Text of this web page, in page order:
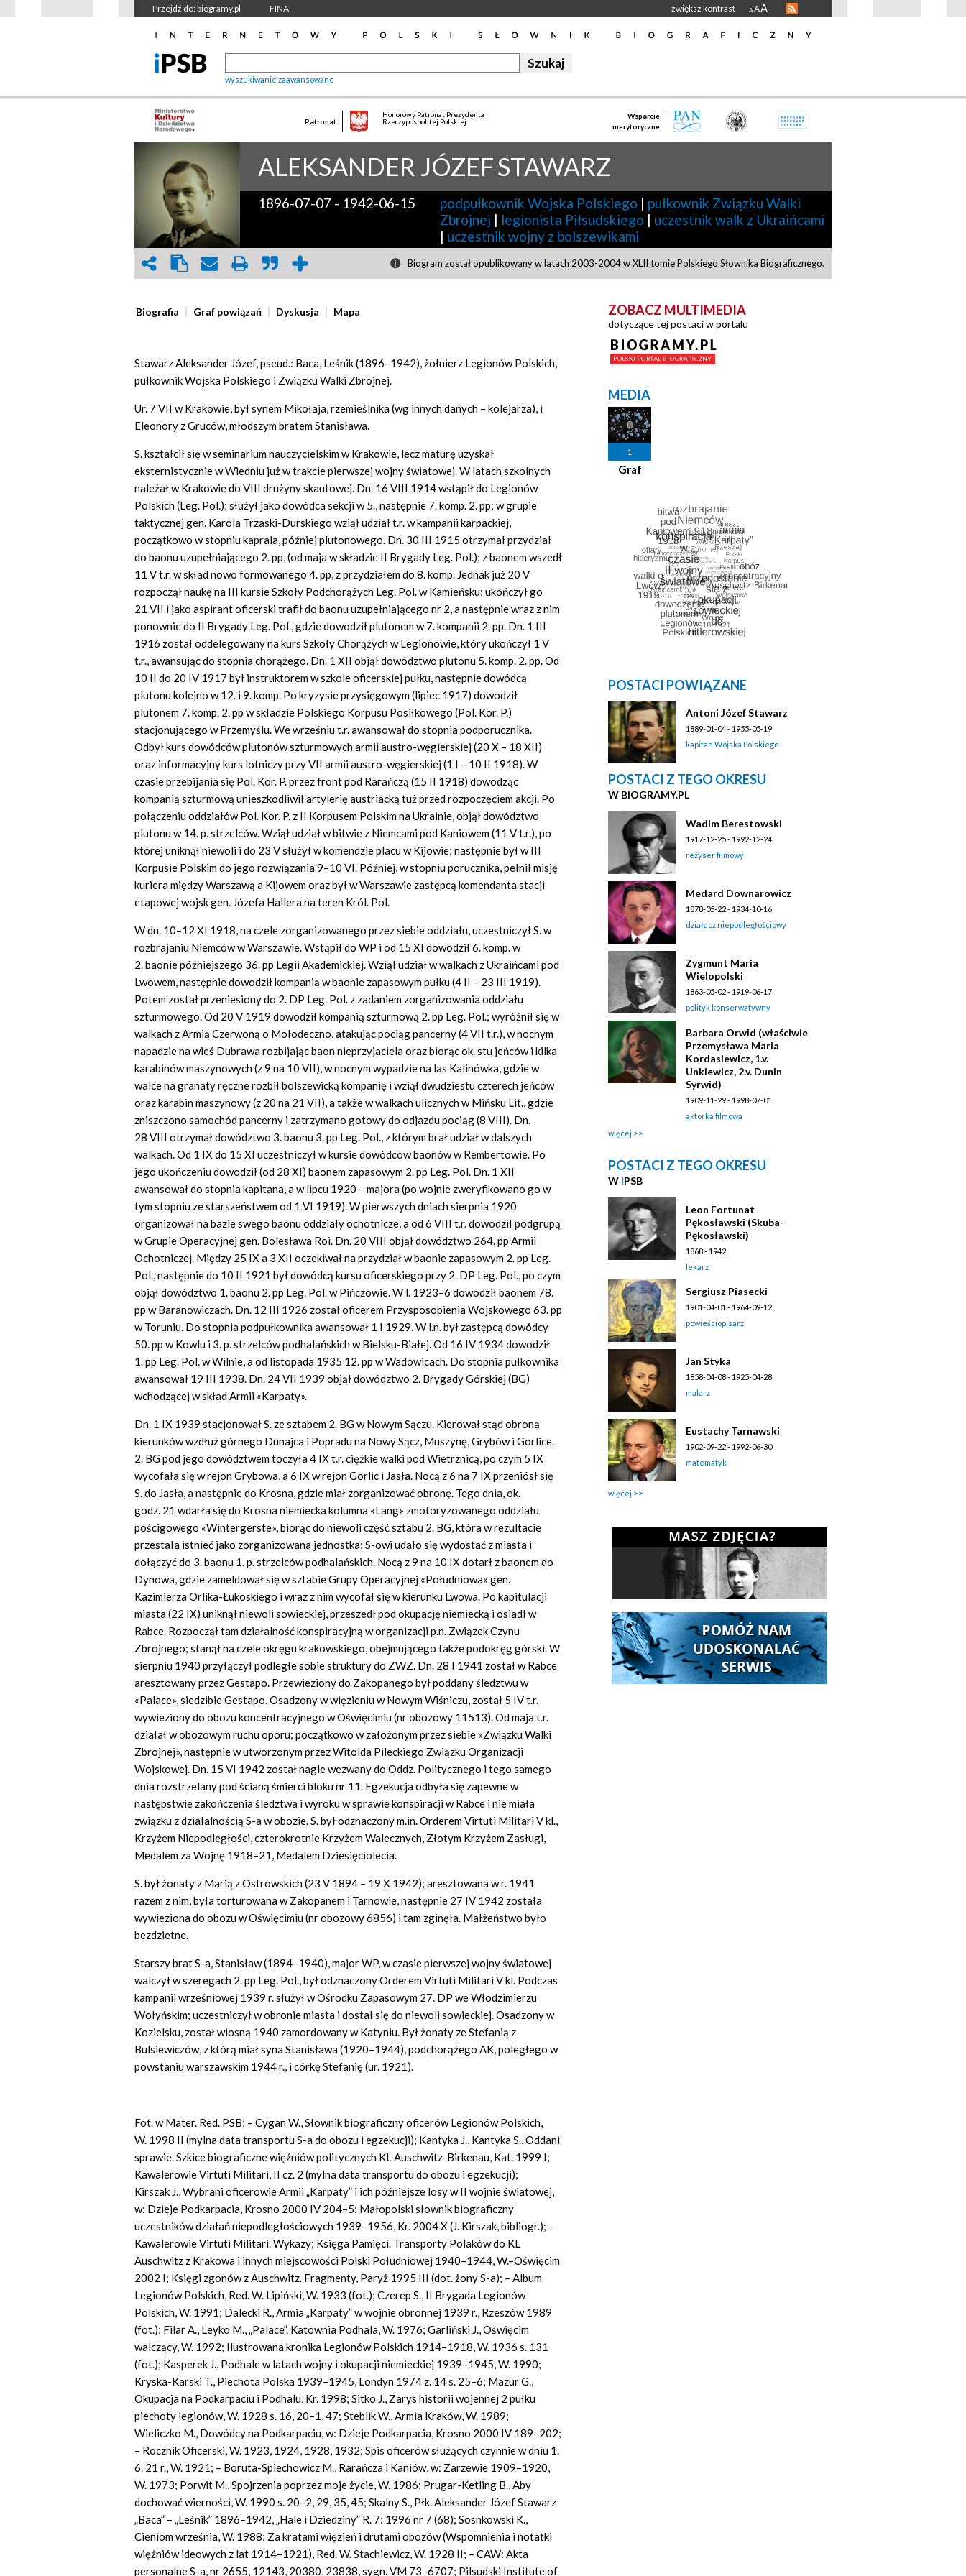
Przejdź do: biogramy.pl FINA zwiększ kontrast A AA
wyszukiwanie zaawansowane
Patronat
Honorowy Patronat Prezydenta
Rzeczypospolitej Polskiej
Wsparcie
merytoryczne
ALEKSANDER JÓZEFSTAWARZ
1896-07-07 - 1942-06-15 podpułkownik Wojska Polskiego | pułkownik Związku Walki
Zbrojnej | legionista Piłsudskiego | uczestnik walk z Ukraińcami
| uczestnik wojny z bolszewikami
Biogram został opublikowany w latach 2003-2004 w XLII tomie Polskiego Słownika Biograficznego.
Biografia Graf powiązań Dyskusja Mapa
Stawarz Aleksander Józef, pseud.: Baca, Leśnik (1896–1942), żołnierz Legionów Polskich,
pułkownik Wojska Polskiego i Związku Walki Zbrojnej.
Ur. 7 VII w Krakowie, był synem Mikołaja, rzemieślnika (wg innych danych – kolejarza), i
Eleonory z Gruców, młodszym bratem Stanisława.
S. kształcił się w seminarium nauczycielskim w Krakowie, lecz maturę uzyskał
eksternistycznie w Wiedniu już w trakcie pierwszej wojny światowej. W latach szkolnych
należał w Krakowie do VIII drużyny skautowej. Dn. 16 VIII 1914 wstąpił do Legionów
Polskich (Leg. Pol.); służył jako dowódca sekcji w 5., następnie 7. komp. 2. pp; w grupie
taktycznej gen. Karola Trzaski-Durskiego wziął udział t.r. w kampanii karpackiej,
początkowo w stopniu kaprala, później plutonowego. Dn. 30 III 1915 otrzymał przydział
do baonu uzupełniającego 2. pp, (od maja w składzie II Brygady Leg. Pol.); z baonem wszedł
11 V t.r. w skład nowo formowanego 4. pp, z przydziałem do 8. komp. Jednak już 20 V
rozpoczął naukę na III kursie Szkoły Podchorążych Leg. Pol. w Kamieńsku; ukończył go
21 VII i jako aspirant oficerski trafił do baonu uzupełniającego nr 2, a następnie wraz z nim
ponownie do II Brygady Leg. Pol., gdzie dowodził plutonem w 7. kompanii 2. pp. Dn. 1 III
1916 został oddelegowany na kurs Szkoły Chorążych w Legionowie, który ukończył 1 V
t.r., awansując do stopnia chorążego. Dn. 1 XII objął dowództwo plutonu 5. komp. 2. pp. Od
10 II do 20 IV 1917 był instruktorem w szkole oficerskiej pułku, następnie dowódcą
plutonu kolejno w 12. i 9. komp. Po kryzysie przysięgowym (lipiec 1917) dowodził
plutonem 7. komp. 2. pp w składzie Polskiego Korpusu Posiłkowego (Pol. Kor. P.)
stacjonującego w Przemyślu. We wrześniu t.r. awansował do stopnia podporucznika.
Odbył kurs dowódców plutonów szturmowych armii austro-węgierskiej (20 X – 18 XII)
oraz informacyjny kurs lotniczy przy VII armii austro-węgierskiej (1 I – 10 II 1918). W
czasie przebijania się Pol. Kor. P. przez front pod Rarańczą (15 II 1918) dowodząc
kompanią szturmową unieszkodliwił artylerię austriacką tuż przed rozpoczęciem akcji. Po
połączeniu oddziałów Pol. Kor. P. z II Korpusem Polskim na Ukrainie, objął dowództwo
plutonu w 14. p. strzelców. Wziął udział w bitwie z Niemcami pod Kaniowem (11 V t.r.), po
której uniknął niewoli i do 23 V służył w komendzie placu w Kijowie; następnie był w III
Korpusie Polskim do jego rozwiązania 9–10 VI. Później, w stopniu porucznika, pełnił misję
kuriera między Warszawą a Kijowem oraz był w Warszawie zastępcą komendanta stacji
etapowej wojsk gen. Józefa Hallera na teren Król. Pol.
W dn. 10–12 XI 1918, na czele zorganizowanego przez siebie oddziału, uczestniczył S. w
rozbrajaniu Niemców w Warszawie. Wstąpił do WP i od 15 XI dowodził 6. komp. w
2. baonie późniejszego 36. pp Legii Akademickiej. Wziął udział w walkach z Ukraińcami pod
Lwowem, następnie dowodził kompanią w baonie zapasowym pułku (4 II – 23 III 1919).
Potem został przeniesiony do 2. DP Leg. Pol. z zadaniem zorganizowania oddziału
szturmowego. Od 20 V 1919 dowodził kompanią szturmową 2. pp Leg. Pol.; wyróżnił się w
walkach z Armią Czerwoną o Mołodeczno, atakując pociąg pancerny (4 VII t.r.), w nocnym
napadzie na wieś Dubrawa rozbijając baon nieprzyjaciela oraz biorąc ok. stu jeńców i kilka
karabinów maszynowych (z 9 na 10 VII), w nocnym wypadzie na las Kalinówka, gdzie w
walce na granaty ręczne rozbił bolszewicką kompanię i wziął dwudziestu czterech jeńców
oraz karabin maszynowy (z 20 na 21 VII), a także w walkach ulicznych w Mińsku Lit., gdzie
zniszczono samochód pancerny i zatrzymano gotowy do odjazdu pociąg (8 VIII). Dn.
28 VIII otrzymał dowództwo 3. baonu 3. pp Leg. Pol., z którym brał udział w dalszych
walkach. Od 1 IX do 15 XI uczestniczył w kursie dowódców baonów w Rembertowie. Po
jego ukończeniu dowodził (od 28 XI) baonem zapasowym 2. pp Leg. Pol. Dn. 1 XII
awansował do stopnia kapitana, a w lipcu 1920 – majora (po wojnie zweryfikowano go w
tym stopniu ze starszeństwem od 1 VI 1919). W pierwszych dniach sierpnia 1920
organizował na bazie swego baonu oddziały ochotnicze, a od 6 VIII t.r. dowodził podgrupą
w Grupie Operacyjnej gen. Bolesława Roi. Dn. 20 VIII objął dowództwo 264. pp Armii
Ochotniczej. Między 25 IX a 3 XII oczekiwał na przydział w baonie zapasowym 2. pp Leg.
Pol., następnie do 10 II 1921 był dowódcą kursu oficerskiego przy 2. DP Leg. Pol., po czym
objął dowództwo 1. baonu 2. pp Leg. Pol. w Pińczowie. W l. 1923–6 dowodził baonem 78.
pp w Baranowiczach. Dn. 12 III 1926 został oficerem Przysposobienia Wojskowego 63. pp
w Toruniu. Do stopnia podpułkownika awansował 1 I 1929. W l.n. był zastępcą dowódcy
50. pp w Kowlu i 3. p. strzelców podhalańskich w Bielsku-Białej. Od 16 IV 1934 dowodził
1. pp Leg. Pol. w Wilnie, a od listopada 1935 12. pp w Wadowicach. Do stopnia pułkownika
awansował 19 III 1938. Dn. 24 VII 1939 objął dowództwo 2. Brygady Górskiej (BG)
wchodzącej w skład Armii «Karpaty».
Dn. 1 IX 1939 stacjonował S. ze sztabem 2. BG w Nowym Sączu. Kierował stąd obroną
kierunków wzdłuż górnego Dunajca i Popradu na Nowy Sącz, Muszynę, Grybów i Gorlice.
2. BG pod jego dowództwem toczyła 4 IX t.r. ciężkie walki pod Wietrznicą, po czym 5 IX
wycofała się w rejon Grybowa, a 6 IX w rejon Gorlic i Jasła. Nocą z 6 na 7 IX przeniósł się
S. do Jasła, a następnie do Krosna, gdzie miał zorganizować obronę. Tego dnia, ok.
godz. 21 wdarła się do Krosna niemiecka kolumna «Lang» zmotoryzowanego oddziału
pościgowego «Wintergerste», biorąc do niewoli część sztabu 2. BG, która w rezultacie
przestała istnieć jako zorganizowana jednostka; S-owi udało się wydostać z miasta i
dołączyć do 3. baonu 1. p. strzelców podhalańskich. Nocą z 9 na 10 IX dotarł z baonem do
Dynowa, gdzie zameldował się w sztabie Grupy Operacyjnej «Południowa» gen.
Kazimierza Orlika-Łukoskiego i wraz z nim wycofał się w kierunku Lwowa. Po kapitulacji
miasta (22 IX) uniknął niewoli sowieckiej, przeszedł pod okupację niemiecką i osiadł w
Rabce. Rozpoczął tam działalność konspiracyjną w organizacji p.n. Związek Czynu
Zbrojnego; stanął na czele okręgu krakowskiego, obejmującego także podokręg górski. W
sierpniu 1940 przyłączył podległe sobie struktury do ZWZ. Dn. 28 I 1941 został w Rabce
aresztowany przez Gestapo. Przewieziony do Zakopanego był poddany śledztwu w
«Palace», siedzibie Gestapo. Osadzony w więzieniu w Nowym Wiśniczu, został 5 IV t.r.
wywieziony do obozu koncentracyjnego w Oświęcimiu (nr obozowy 11513). Od maja t.r.
działał w obozowym ruchu oporu; początkowo w założonym przez siebie «Związku Walki
Zbrojnej», następnie w utworzonym przez Witolda Pileckiego Związku Organizacji
Wojskowej. Dn. 15 VI 1942 został nagle wezwany do Oddz. Politycznego i tego samego
dnia rozstrzelany pod ścianą śmierci bloku nr 11. Egzekucja odbyła się zapewne w
następstwie zakończenia śledztwa i wyroku w sprawie konspiracji w Rabce i nie miała
związku z działalnością S-a w obozie. S. był odznaczony m.in. Orderem Virtuti Militari V kl.,
Krzyżem Niepodległości, czterokrotnie Krzyżem Walecznych, Złotym Krzyżem Zasługi,
Medalem za Wojnę 1918–21, Medalem Dziesięciolecia.
S. był żonaty z Marią z Ostrowskich (23 V 1894 – 19 X 1942); aresztowana w r. 1941
razem z nim, była torturowana w Zakopanem i Tarnowie, następnie 27 IV 1942 została
wywieziona do obozu w Oświęcimiu (nr obozowy 6856) i tam zginęła. Małżeństwo było
bezdzietne.
Starszy brat S-a, Stanisław (1894–1940), major WP, w czasie pierwszej wojny światowej
walczył w szeregach 2. pp Leg. Pol., był odznaczony Orderem Virtuti Militari V kl. Podczas
kampanii wrześniowej 1939 r. służył w Ośrodku Zapasowym 27. DP we Włodzimierzu
Wołyńskim; uczestniczył w obronie miasta i dostał się do niewoli sowieckiej. Osadzony w
Kozielsku, został wiosną 1940 zamordowany w Katyniu. Był żonaty ze Stefanią z
Bulsiewiczów, z którą miał syna Stanisława (1920–1944), podchorążego AK, poległego w
powstaniu warszawskim 1944 r., i córkę Stefanię (ur. 1921).
Fot. w Mater. Red. PSB; – Cygan W., Słownik biograficzny oficerów Legionów Polskich,
W. 1998 II (mylna data transportu S-a do obozu i egzekucji); Kantyka J., Kantyka S., Oddani
sprawie. Szkice biograficzne więźniów politycznych KL Auschwitz-Birkenau, Kat. 1999 I;
Kawalerowie Virtuti Militari, II cz. 2 (mylna data transportu do obozu i egzekucji);
Kirszak J., Wybrani oficerowie Armii „Karpaty” i ich późniejsze losy w II wojnie światowej,
w: Dzieje Podkarpacia, Krosno 2000 IV 204–5; Małopolski słownik biograficzny
uczestników działań niepodległościowych 1939–1956, Kr. 2004 X (J. Kirszak, bibliogr.); –
Kawalerowie Virtuti Militari. Wykazy; Księga Pamięci. Transporty Polaków do KL
Auschwitz z Krakowa i innych miejscowości Polski Południowej 1940–1944, W.–Oświęcim
2002 I; Księgi zgonów z Auschwitz. Fragmenty, Paryż 1995 III (dot. żony S-a); – Album
Legionów Polskich, Red. W. Lipiński, W. 1933 (fot.); Czerep S., II Brygada Legionów
Polskich, W. 1991; Dalecki R., Armia „Karpaty” w wojnie obronnej 1939 r., Rzeszów 1989
(fot.); Filar A., Leyko M., „Palace”. Katownia Podhala, W. 1976; Garliński J., Oświęcim
walczący, W. 1992; Ilustrowana kronika Legionów Polskich 1914–1918, W. 1936 s. 131
(fot.); Kasperek J., Podhale w latach wojny i okupacji niemieckiej 1939–1945, W. 1990;
Kryska-Karski T., Piechota Polska 1939–1945, Londyn 1974 z. 14 s. 25–6; Mazur G.,
Okupacja na Podkarpaciu i Podhalu, Kr. 1998; Sitko J., Zarys historii wojennej 2 pułku
piechoty legionów, W. 1928 s. 16, 20–1, 47; Steblik W., Armia Kraków, W. 1989;
Wieliczko M., Dowódcy na Podkarpaciu, w: Dzieje Podkarpacia, Krosno 2000 IV 189–202;
– Rocznik Oficerski, W. 1923, 1924, 1928, 1932; Spis oficerów służących czynnie w dniu 1.
6. 21 r., W. 1921; – Boruta-Spiechowicz M., Rarańcza i Kaniów, w: Zarzewie 1909–1920,
W. 1973; Porwit M., Spojrzenia poprzez moje życie, W. 1986; Prugar-Ketling B., Aby
dochować wierności, W. 1990 s. 20–2, 29, 35, 45; Skalny S., Płk. Aleksander Józef Stawarz
„Baca” – „Leśnik” 1896–1942, „Hale i Dziedziny” R. 7: 1996 nr 7 (68); Sosnkowski K.,
Cieniom września, W. 1988; Za kratami więzień i drutami obozów (Wspomnienia i notatki
więźniów ideowych z lat 1914–1921), Red. W. Stachiewicz, W. 1928 II; – CAW: Akta
personalne S-a, nr 2655, 12143, 20380, 23838, sygn. VM 73–6707; Pilsudski Institute of
ZOBACZ MULTIMEDIA
dotyczące tej postaci w portalu
MEDIA
1
Graf
POSTACI POWIĄZANE
Antoni Józef Stawarz
1889-01-04 - 1955-05-19
kapitan Wojska Polskiego
POSTACI Z TEGO OKRESU
W BIOGRAMY.PL
Wadim Berestowski
1917-12-25 - 1992-12-24
reżyser filmowy
Medard Downarowicz
1878-05-22 - 1934-10-16
działacz niepodległościowy
Zygmunt Maria
Wielopolski
1863-05-02 - 1919-06-17
polityk konserwatywny
Barbara Orwid (właściwie
Przemysława Maria
Kordasiewicz, 1.v.
Unkiewicz, 2.v. Dunin
Syrwid)
1909-11-29 - 1998-07-01
aktorka filmowa
więcej
POSTACI Z TEGO OKRESU
W iPSB
Leon Fortunat
Pękosławski (Skuba-
Pękosławski)
1868 - 1942
lekarz
Sergiusz Piasecki
1901-04-01 - 1964-09-12
powieściopisarz
Jan Styka
1858-04-08 - 1925-04-28
malarz
Eustachy Tarnawski
1902-09-22 - 1992-06-30
matematyk
więcej